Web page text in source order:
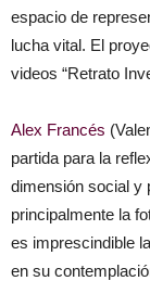
espacio de
lucha vital. El
videos “Retrato
Alex Francés
partida para la
dimensión social y
principalmente la
es imprescindible
en su